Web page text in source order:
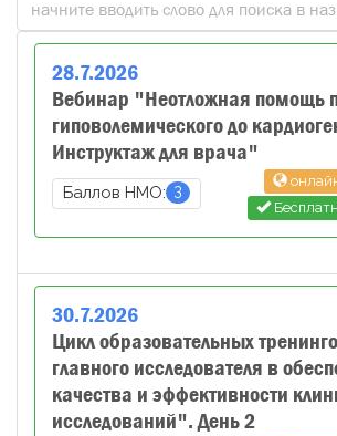
28.7.2026
Вебинар "Неотложная помощь
гиповолемического до
Инструктаж для врача"
Баллов НМО: 3
30.7.2026
Цикл образовательных
главного исследователя в
качества и эффективности
исследований". День 2